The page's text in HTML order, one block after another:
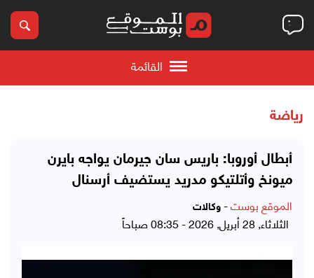
القائمة
رياضة
أبطال أوروبا: باريس سان جيرمان يواجه بايرن
ميونخ وأتلتيكو مدريد يستضيف أرسنال
الموقع بوست- وكالات
الثلاثاء, 28 أبريل, 2026 - 08:35 صباحاً